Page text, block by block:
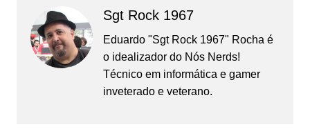
Sgt Rock 1967
Eduardo "Sgt Rock 1967" Rocha é
o idealizador do Nós Nerds!
Técnico em informática e gamer
inveterado e veterano.